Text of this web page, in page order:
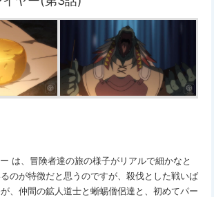
は、冒険者達の旅の様子がリアルで細かなと
のが特徴だと思うのですが、殺伐とした戦いば
、仲間の鉱人道士と蜥蜴僧侶達と、初めてパー